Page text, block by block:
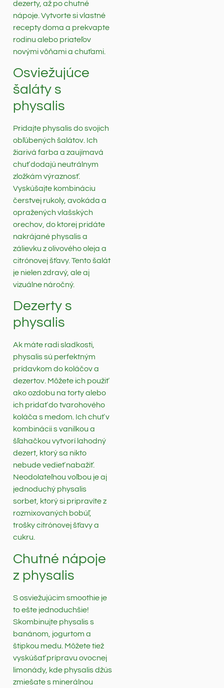
dezerty, až po chutné
nápoje. Vytvorte si vlastné
recepty doma a prekvapte
rodinu alebo priateľov
novými vôňami a chuťami.
Osviežujúce
šaláty s
physalis
Pridajte physalis do svojich
obľúbených šalátov. Ich
žiarivá farba a zaujímavá
chuť dodajú neutrálnym
zložkám výraznosť.
Vyskúšajte kombináciu
čerstvej rukoly, avokáda a
opražených vlašských
orechov, do ktorej pridáte
nakrájané physalis a
zálievku z olivového oleja a
citrónovej šťavy. Tento šalát
je nielen zdravý, ale aj
vizuálne náročný.
Dezerty s
physalis
Ak máte radi sladkosti,
physalis sú perfektným
prídavkom do koláčov a
dezertov. Môžete ich použiť
ako ozdobu na torty alebo
ich pridať do tvarohového
koláča s medom. Ich chuť v
kombinácii s vanilkou a
šľahačkou vytvorí lahodný
dezert, ktorý sa nikto
nebude vedieť nabažiť.
Neodolateľnou voľbou je aj
jednoduchý physalis
sorbet, ktorý si pripravíte z
rozmixovaných bobúľ,
trošky citrónovej šťavy a
cukru.
Chutné nápoje
z physalis
S osviežujúcim smoothie je
to ešte jednoduchšie!
Skombinujte physalis s
banánom, jogurtom a
štipkou medu. Môžete tiež
vyskúšať prípravu ovocnej
limonády, kde physalis džús
zmiešate s minerálnou